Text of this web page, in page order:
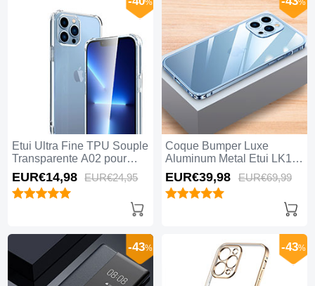
Etui Ultra Fine TPU Souple
Transparente A02 pour
Apple iPhone 15 Pro Clair
%
EUR€14,98 EUR€24,95
Coque Bumper Luxe
Aluminum Metal Etui LK1
pour Apple iPhone 15 Pro
Bleu
%
EUR€39,98 EUR€69,99
-43% -43%